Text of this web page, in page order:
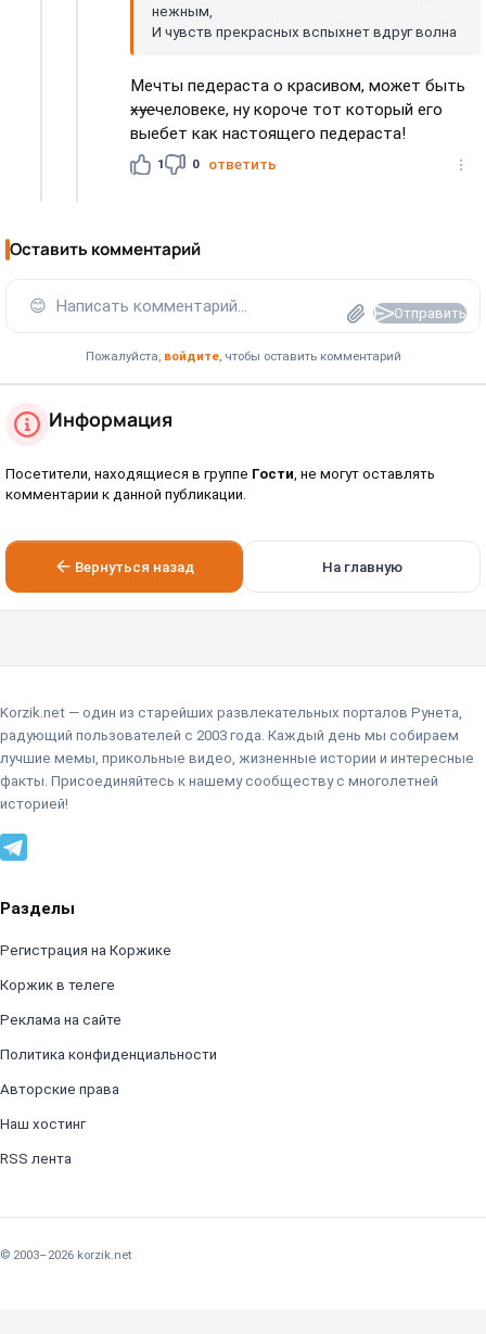
нежным,
И чувств прекрасных вспыхнет вдруг волна
Мечты педераста о красивом, может быть
хуечеловеке, ну короче тот который его
выебет как настоящего педераста!
1 0 ответить
Оставить комментарий
😊 Написать комментарий... Отправить
Пожалуйста, войдите, чтобы оставить комментарий
Информация
Посетители, находящиеся в группе Гости, не могут оставлять
комментарии к данной публикации.
Вернуться назад На главную
Korzik.net — один из старейших развлекательных порталов Рунета,
радующий пользователей с 2003 года. Каждый день мы собираем
лучшие мемы, прикольные видео, жизненные истории и интересные
факты. Присоединяйтесь к нашему сообществу с многолетней
историей!
Разделы
Регистрация на Коржике
Коржик в телеге
Реклама на сайте
Политика конфиденциальности
Авторские права
Наш хостинг
RSS лента
© 2003–2026 korzik.net